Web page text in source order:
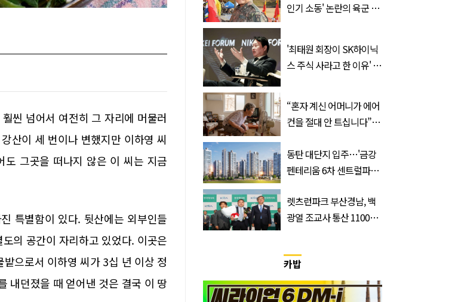
씬 넘어서 여전히 그 자리에 머물러
산이 세 번이나 변했지만 이하영 씨
도 그곳을 떠나지 않은 이 씨는 지금
특별함이 있다. 뒷산에는 외부인들
의 공간이 자리하고 있었다. 이곳은
으로서 이하영 씨가 3십 년 이상 정
내던졌을 때 얻어낸 것은 결국 이 땅
인기 소동' 논란의 육군 1
'최태원 회장이 SK하이닉
스 주식 사라고 한 이유' 글
“혼자 계신 어머니가 에어
컨을 절대 안 트십니다”…
동탄 대단지 입주…'금강
펜테리움 6차 센트럴파크'
는?
렛츠런파크 부산경남, 백
광열 조교사 통산 1100
카밥